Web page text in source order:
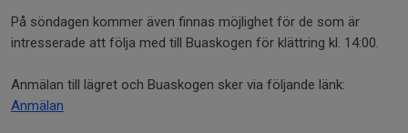
På söndagen kommer även finnas möjlighet för de som är
intresserade att följa med till Buaskogen för klättring kl. 14:00.
Anmälan till lägret och Buaskogen sker via följande länk:
Anmälan